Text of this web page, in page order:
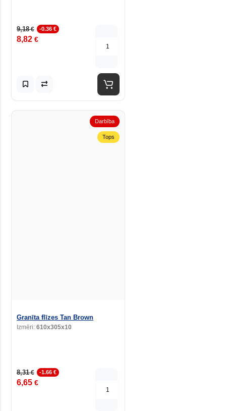
9,18€ -0.36 €
8,82 €
Darbība
Tops
Granīta flīzes Tan Brown
Izmēri: 610x305x10
8,31€ -1.66 €
6,65 €